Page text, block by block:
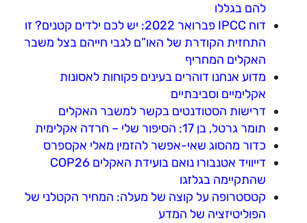
להם בגללו
דוח IPCC פברואר 2022: יש לכם ילדים קטנים? זו
התחזית הקודרת של האו”ם לגבי חייהם בצל משבר
האקלים המחריף
מדוע אנחנו דוהרים בעינים פקוחות לאסונות
אקלימיים וסביבתיים
דרישות הסטודנטים בקשר למשבר האקלים
תומר גרטל, בן 17: הסיפור שלי – חרדה אקלימית
כדור מהסוג שאי-אפשר להזמין מאלי אקספרס
דייוויד אטנבורו נואם בועידת האקלים COP26
שהתקיימה בגלזגו
קטסטרופה על קוצה של מעלה: המחיר הקטלני של
הפוליטיזציה של המדע